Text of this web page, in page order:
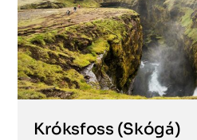
Króksfoss (Skógá)